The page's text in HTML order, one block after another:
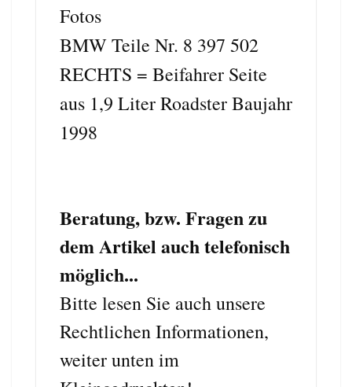
Fotos
BMW Teile Nr. 8 397 502
RECHTS = Beifahrer Seite
aus 1,9 Liter Roadster Baujahr
1998
Beratung, bzw. Fragen zu
dem Artikel auch telefonisch
möglich...
Bitte lesen Sie auch unsere
Rechtlichen Informationen,
weiter unten im